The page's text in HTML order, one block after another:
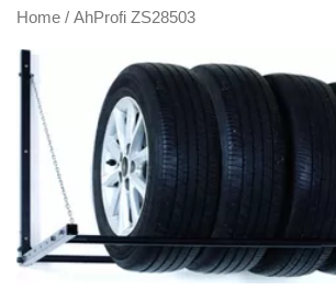
Home / AhProfi ZS28503